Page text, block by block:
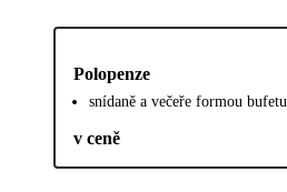
Polopenze
snídaně a večeře formou bufetu
v ceně